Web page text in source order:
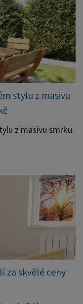
stylu z masivu
z masivu smrku.
za skvělé ceny